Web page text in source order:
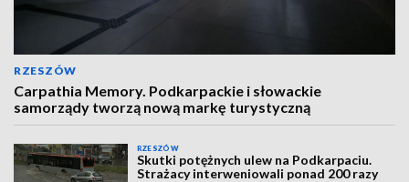
RZESZÓW
Carpathia Memory. Podkarpackie i słowackie
samorządy tworzą nową markę turystyczną
RZESZÓW
Skutki potężnych ulew na Podkarpaciu.
Strażacy interweniowali ponad 200 razy